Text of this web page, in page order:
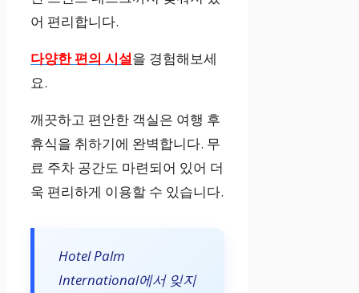
어 편리합니다.
다양한 편의 시설을 경험해보세
요.
깨끗하고 편안한 객실은 여행 후
휴식을 취하기에 완벽합니다. 무
료 주차 공간도 마련되어 있어 더
욱 편리하게 이용할 수 있습니다.
Hotel Palm
International에서 잊지